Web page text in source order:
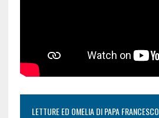
LETTURE ED OMELIA DI PAPA FRANCESCO